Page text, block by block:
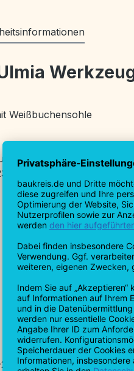
Weißbuchensohle
mm